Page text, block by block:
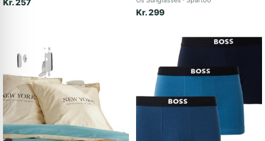
Kr. 257
Kr. 299